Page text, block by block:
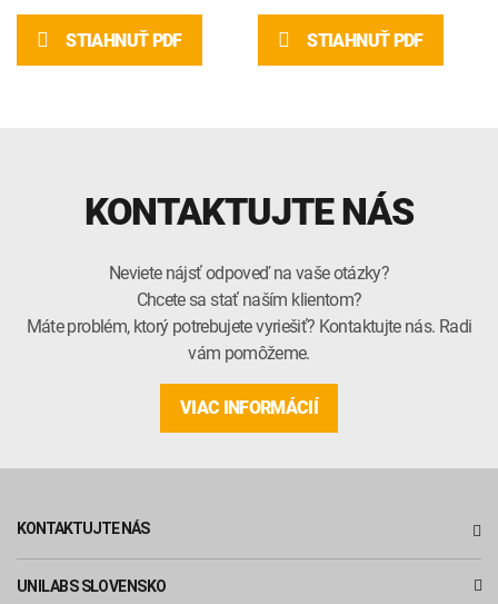
STIAHNUŤ PDF STIAHNUŤ PDF
KONTAKTUJTE NÁS
Neviete nájsť odpoveď na vaše otázky?
Chcete sa stať naším klientom?
Máte problém, ktorý potrebujete vyriešiť? Kontaktujte nás. Radi
vám pomôžeme.
VIAC INFORMÁCIÍ
KONTAKTUJTE NÁS
UNILABS SLOVENSKO